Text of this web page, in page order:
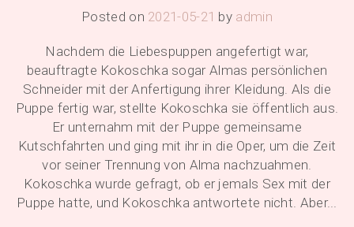
Posted on 2021-05-21 by admin
Nachdem die Liebespuppen angefertigt war,
beauftragte Kokoschka sogar Almas persönlichen
Schneider mit der Anfertigung ihrer Kleidung. Als die
Puppe fertig war, stellte Kokoschka sie öffentlich aus.
Er unternahm mit der Puppe gemeinsame
Kutschfahrten und ging mit ihr in die Oper, um die Zeit
vor seiner Trennung von Alma nachzuahmen.
Kokoschka wurde gefragt, ob er jemals Sex mit der
Puppe hatte, und Kokoschka antwortete nicht. Aber...